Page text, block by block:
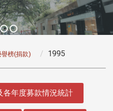
譽榜(捐款) 1995
各年度募款情況統計